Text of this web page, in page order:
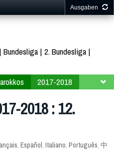
Ausgaben
Bundesliga 2. Bundesliga
2017-2018
2018 : 12.
, Español, Italiano, Português, 中